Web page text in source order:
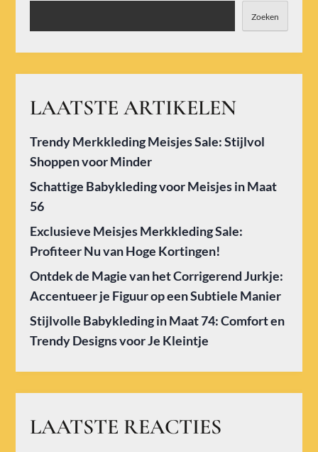
Zoeken
LAATSTE ARTIKELEN
Trendy Merkkleding Meisjes Sale: Stijlvol
Shoppen voor Minder
Schattige Babykleding voor Meisjes in Maat
56
Exclusieve Meisjes Merkkleding Sale:
Profiteer Nu van Hoge Kortingen!
Ontdek de Magie van het Corrigerend Jurkje:
Accentueer je Figuur op een Subtiele Manier
Stijlvolle Babykleding in Maat 74: Comfort en
Trendy Designs voor Je Kleintje
LAATSTE REACTIES